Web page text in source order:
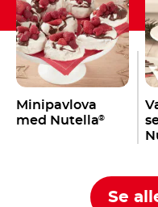
Minipavlova
med Nutella®
Se